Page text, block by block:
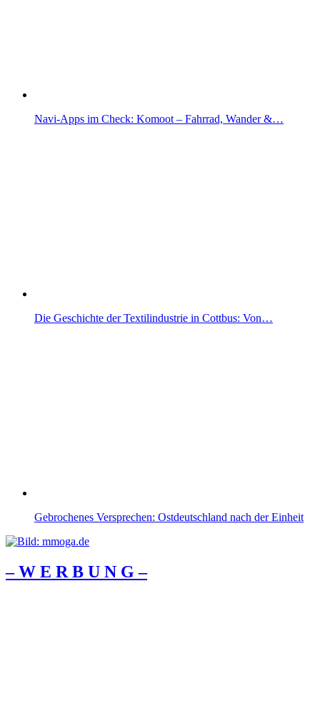
Navi-Apps im Check: Komoot – Fahrrad, Wander &…
Die Geschichte der Textilindustrie in Cottbus: Von…
Gebrochenes Versprechen: Ostdeutschland nach der Einheit
– W Ε R Β U Ν G –